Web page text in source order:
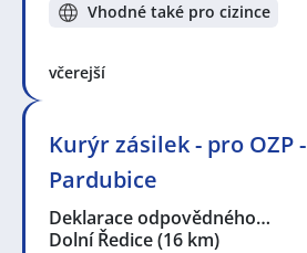
Vhodné také pro cizince
včerejší
Kurýr zásilek - pro OZP -
Pardubice
Deklarace odpovědného…
Dolní Ředice(16 km)